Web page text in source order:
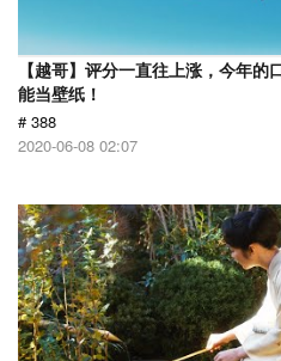
【越哥】评分一直往上涨，今年
能当壁纸！
# 388
2020-06-08 02:07